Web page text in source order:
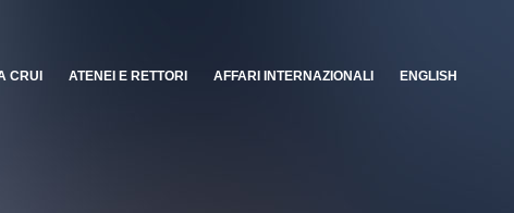
CRUI ATENEI E RETTORI AFFARI INTERNAZIONALI ENGLISH